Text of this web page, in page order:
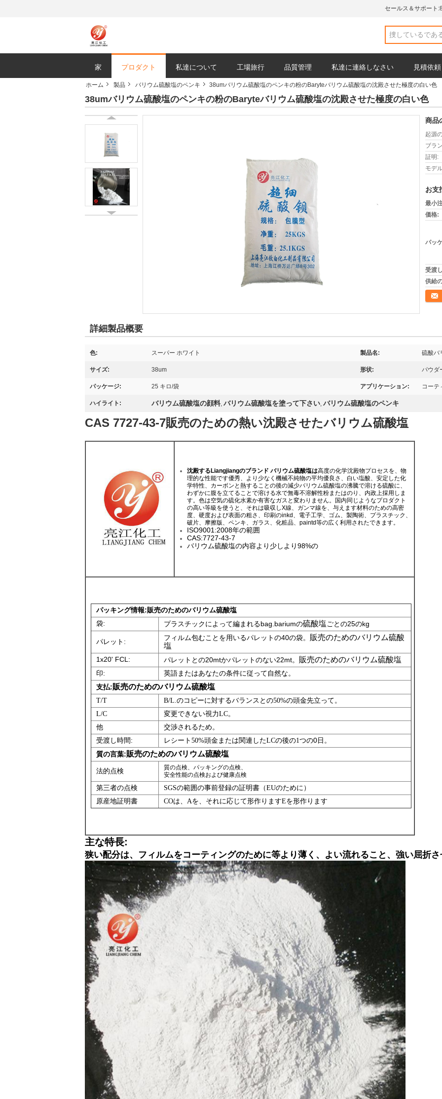
セールス＆サポート:
家 プロダクト 私達について 工場旅行 品質管理 私達に連絡しなさい 見積依頼
ホーム 製品 バリウム硫酸塩のペンキ 38umバリウム硫酸塩のペンキの粉のBaryteバリウム硫酸塩の沈殿させた極度の白い色
38umバリウム硫酸塩のペンキの粉のBaryteバリウム硫酸塩の沈殿させた極度の白い色
商品
起源
ブラ
証明:
モデ
お支
最小
価格:
パッ
受渡
供給
連絡
詳細製品概要
色: スーパー ホワイト 製品名: 硫酸バ
サイズ: 38um 形状: パウダ
パッケージ: 25 キロ/袋 アプリケーション: コーテ
ハイライト: バリウム硫酸塩の顔料, バリウム硫酸塩を塗って下さい, バリウム硫酸塩のペンキ
CAS 7727-43-7販売のための熱い沈殿させたバリウム硫酸塩
沈殿するLiangjiangのブランド バリウム硫酸塩は高度の化学沈殿物プロセスを、物
理的な性能です優秀、より少なく機械不純物の平均優良さ、白い塩酸、安定した化
学特性、カーボンと熱することの後の減少バリウム硫酸塩の沸騰で溶ける硫酸に、
わずかに腹を立てることで溶ける水で無毒不溶解性粉またはのり、内政上採用しま
す。色は空気の硫化水素か有害なガスと変わりません。国内同じようなプロダクト
の高い等級を使うと、それは吸収しX線、ガンマ線を、与えます材料のための高密
度、硬度および表面の粗さ、印刷のinkd、電子工学、ゴム、製陶術、プラスチック、
破片、摩擦版、ペンキ、ガラス、化粧品、paintd等の広く利用されたできます。
ISO9001:2008年の範囲
CAS:7727-43-7
バリウム硫酸塩の内容より少しより98%の
パッキング情報:販売のためのバリウム硫酸塩
袋:
プラスチックによって編まれるbag.bariumの硫酸塩ごとの25のkg
パレット: フィルム包むことを用いるパレットの40の袋。 販売のためのバリウム硫酸
塩
1x20' FCL: パレットとの20mtかパレットのない22mt。 販売のためのバリウム硫酸塩
印:
英語またはあなたの条件に従って自然な。
支払:販売のためのバリウム硫酸塩
T/T
B/L.のコピーに対するバランスとの50%の頭金先立って。
L/C
変更できない視力LC。
他 交渉されるため。
受渡し時間: レシート50%頭金または関連したLCの後の1つの0 日。
質の言葉:販売のためのバリウム硫酸塩
法的点検
質の点検、パッキングの点検、
安全性能の点検および健康点検
第三者の点検
SGSの範囲の事前登録の証明書（EUのために）
原産地証明書
COは、Aを、それに応じて形作りますEを形作ります
主な特長:
狭い配分は、フィルムをコーティングのために等より薄く、よい流れること、強い屈折